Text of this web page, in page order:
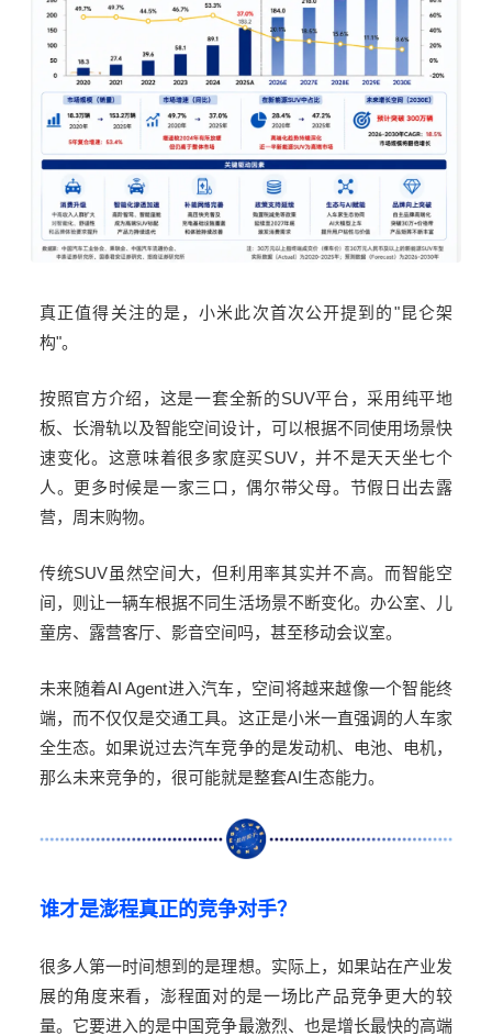
真正值得关注的是，小米此次首次公开提到的"昆仑架
构"。
按照官方介绍，这是一套全新的SUV平台，采用纯平地
板、长滑轨以及智能空间设计，可以根据不同使用场景快
速变化。这意味着很多家庭买SUV，并不是天天坐七个
人。更多时候是一家三口，偶尔带父母。节假日出去露
营，周末购物。
传统SUV虽然空间大，但利用率其实并不高。而智能空
间，则让一辆车根据不同生活场景不断变化。办公室、儿
童房、露营客厅、影音空间吗，甚至移动会议室。
未来随着AI Agent进入汽车，空间将越来越像一个智能终
端，而不仅仅是交通工具。这正是小米一直强调的人车家
全生态。如果说过去汽车竞争的是发动机、电池、电机，
那么未来竞争的，很可能就是整套AI生态能力。
谁才是澎程真正的竞争对手？
很多人第一时间想到的是理想。实际上，如果站在产业发
展的角度来看，澎程面对的是一场比产品竞争更大的较
量。它要进入的是中国竞争最激烈、也是增长最快的高端